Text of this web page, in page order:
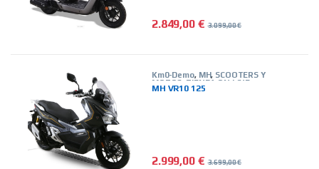
2.849,00 € 3.099,00€
Km0-Demo, MH, SCOOTERS Y
MOTOS TIENDA ON LINE
MH VR10 125
2.999,00 € 3.699,00€